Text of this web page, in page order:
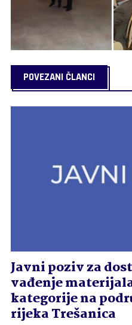
POVEZANI ČLANCI
Javni poziv za
vađenje
kategorije na
rijeka Trešanica